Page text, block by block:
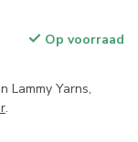
Op voorraad
Lammy Yarns,
.